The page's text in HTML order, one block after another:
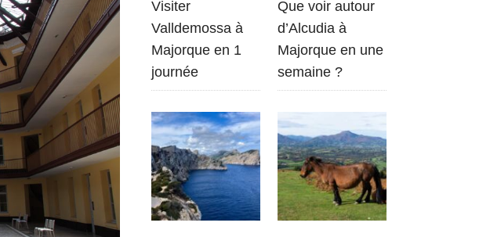
Visiter
Valldemossa à
Majorque en 1
journée
Que voir autour
d’Alcudia à
Majorque en une
semaine ?